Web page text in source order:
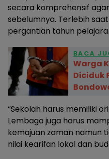
secara komprehensif
sebelumnya. Terlebih
pergantian tahun
BACA
Warga
Diciduk
“Sekolah harus memiliki
Lembaga juga harus
kemajuan zaman namun
nilai kearifan lokal dan